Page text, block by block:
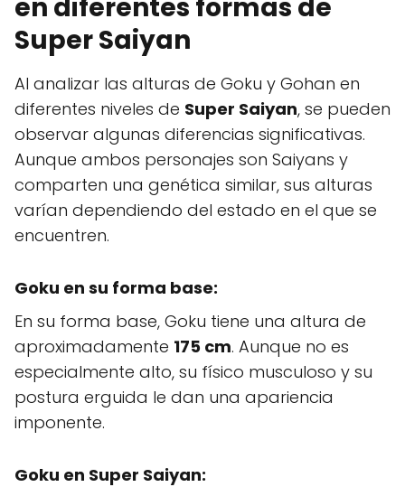
en diferentes formas de
Super Saiyan
Al analizar las alturas de Goku y Gohan en
diferentes niveles de Super Saiyan, se pueden
observar algunas diferencias significativas.
Aunque ambos personajes son Saiyans y
comparten una genética similar, sus alturas
varían dependiendo del estado en el que se
encuentren.
Goku en su forma base:
En su forma base, Goku tiene una altura de
aproximadamente 175 cm. Aunque no es
especialmente alto, su físico musculoso y su
postura erguida le dan una apariencia
imponente.
Goku en Super Saiyan: